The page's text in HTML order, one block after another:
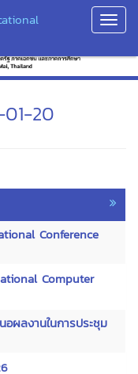
20
Conference
Computer
ผลงานในการประชุม